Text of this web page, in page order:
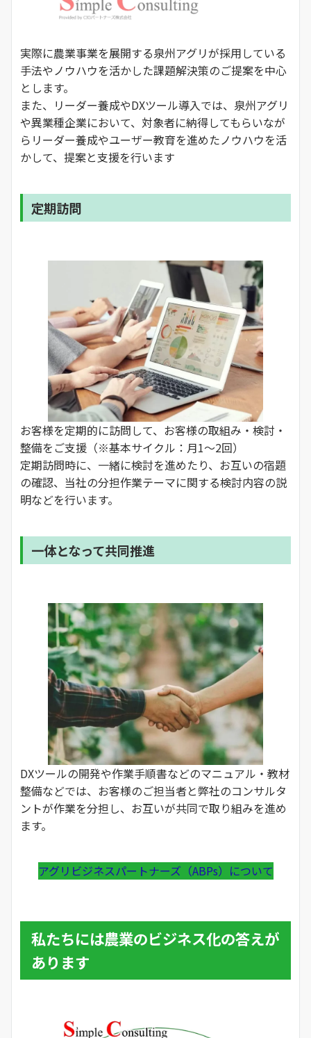
実際に農業事業を展開する泉州アグリが採用している
手法やノウハウを活かした課題解決策のご提案を中心
とします。
また、リーダー養成やDXツール導入では、泉州アグリ
や異業種企業において、対象者に納得してもらいなが
らリーダー養成やユーザー教育を進めたノウハウを活
かして、提案と支援を行います
定期訪問
お客様を定期的に訪問して、お客様の取組み・検討・
整備をご支援（※基本サイクル：月1～2回）
定期訪問時に、一緒に検討を進めたり、お互いの宿題
の確認、当社の分担作業テーマに関する検討内容の説
明などを行います。
一体となって共同推進
DXツールの開発や作業手順書などのマニュアル・教材
整備などでは、お客様のご担当者と弊社のコンサルタ
ントが作業を分担し、お互いが共同で取り組みを進め
ます。
アグリビジネスパートナーズ（ABPs）について
私たちには農業のビジネス化の答えが
あります